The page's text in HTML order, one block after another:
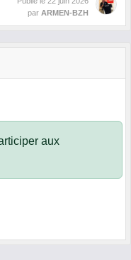
par ARMEN-BZH
aux